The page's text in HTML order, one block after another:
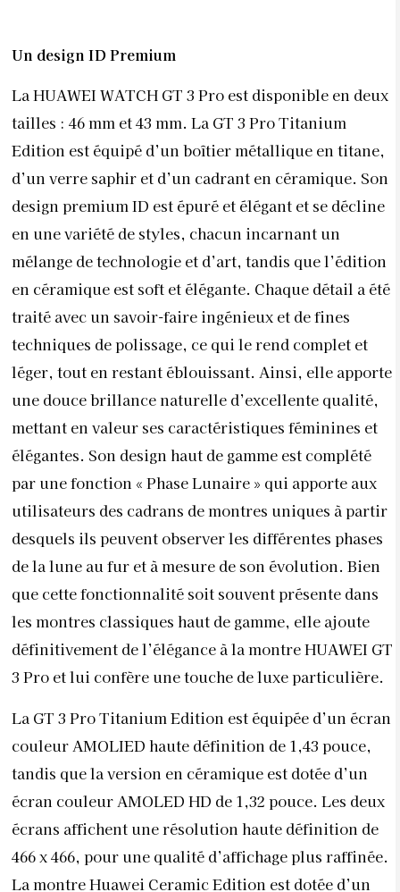
Un design ID Premium
La HUAWEI WATCH GT 3 Pro est disponible en deux
tailles : 46 mm et 43 mm. La GT 3 Pro Titanium
Edition est équipé d’un boîtier métallique en titane,
d’un verre saphir et d’un cadrant en céramique. Son
design premium ID est épuré et élégant et se décline
en une variété de styles, chacun incarnant un
mélange de technologie et d’art, tandis que l’édition
en céramique est soft et élégante. Chaque détail a été
traité avec un savoir-faire ingénieux et de fines
techniques de polissage, ce qui le rend complet et
léger, tout en restant éblouissant. Ainsi, elle apporte
une douce brillance naturelle d’excellente qualité,
mettant en valeur ses caractéristiques féminines et
élégantes. Son design haut de gamme est complété
par une fonction « Phase Lunaire » qui apporte aux
utilisateurs des cadrans de montres uniques à partir
desquels ils peuvent observer les différentes phases
de la lune au fur et à mesure de son évolution. Bien
que cette fonctionnalité soit souvent présente dans
les montres classiques haut de gamme, elle ajoute
définitivement de l’élégance à la montre HUAWEI GT
3 Pro et lui confère une touche de luxe particulière.
La GT 3 Pro Titanium Edition est équipée d’un écran
couleur AMOLIED haute définition de 1,43 pouce,
tandis que la version en céramique est dotée d’un
écran couleur AMOLED HD de 1,32 pouce. Les deux
écrans affichent une résolution haute définition de
466 x 466, pour une qualité d’affichage plus raffinée.
La montre Huawei Ceramic Edition est dotée d’un